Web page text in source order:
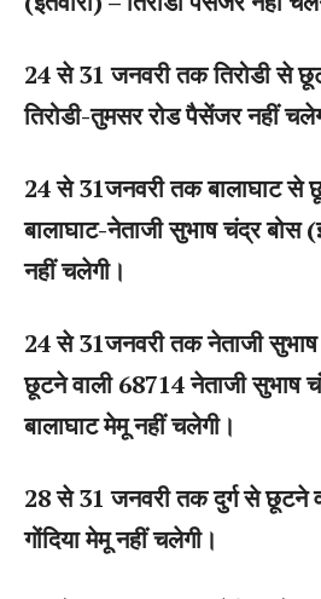
24 से 31 जनवरी तक तिरोडी से
तिरोडी-तुमसर रोड पैसेंजर नहीं
24 से 31जनवरी तक बालाघाट से
बालाघाट-नेताजी सुभाष चंद्र बोस
नहीं चलेगी।
24 से 31जनवरी तक नेताजी सुभाष
छूटने वाली 68714 नेताजी सुभाष
बालाघाट मेमू नहीं चलेगी।
28 से 31 जनवरी तक दुर्ग से छूटने
गोंदिया मेमू नहीं चलेगी।